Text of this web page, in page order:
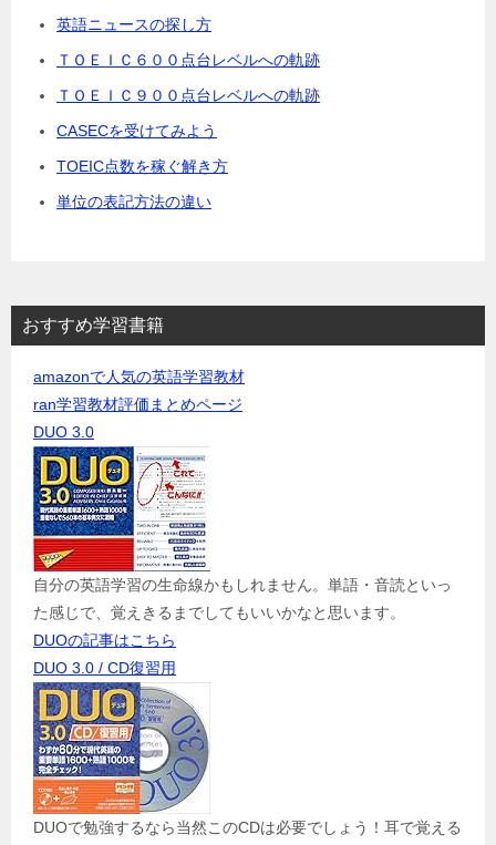
英語ニュースの探し方
ＴＯＥＩＣ６００点台レベルへの軌跡
ＴＯＥＩＣ９００点台レベルへの軌跡
CASECを受けてみよう
TOEIC点数を稼ぐ解き方
単位の表記方法の違い
おすすめ学習書籍
amazonで人気の英語学習教材
ran学習教材評価まとめページ
DUO 3.0
自分の英語学習の生命線かもしれません。単語・音読といっ
た感じで、覚えきるまでしてもいいかなと思います。
DUOの記事はこちら
DUO 3.0 / CD復習用
DUOで勉強するなら当然このCDは必要でしょう！耳で覚える